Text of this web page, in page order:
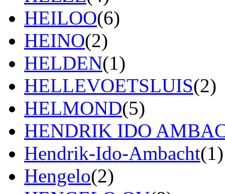
HEILOO(6)
HEINO(2)
HELDEN(1)
HELLEVOETSLUIS(2)
HELMOND(5)
HENDRIK IDO
Hendrik-Ido-Ambacht(1)
Hengelo(2)